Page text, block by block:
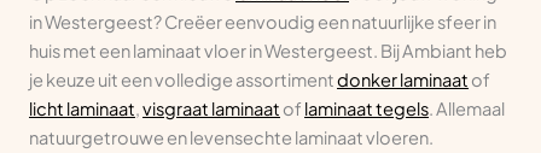
in Westergeest? Creëer eenvoudig een natuurlijke sfeer in
huis met een laminaat vloer in Westergeest. Bij Ambiant heb
je keuze uit een volledige assortimentdonker laminaat of
licht laminaat,visgraat laminaat of laminaat tegels. Allemaal
natuurgetrouwe en levensechte laminaat vloeren.